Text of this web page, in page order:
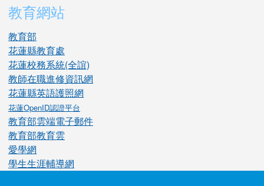
教育網站
教育部
花蓮縣教育處
花蓮校務系統(全誼)
教師在職進修資訊網
花蓮縣英語護照網
花蓮OpenID認證平台
教育部雲端電子郵件
教育部教育雲
愛學網
學生生涯輔導網